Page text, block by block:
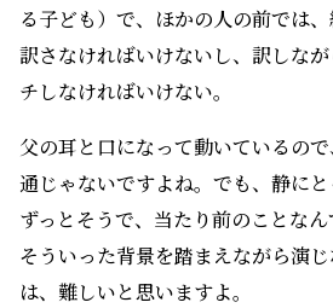
る子ども）で、ほかの人の前では
訳さなければいけないし、訳しな
チしなければいけない。
父の耳と口になって動いているの
通じゃないですよね。でも、静に
ずっとそうで、当たり前のことなん
そういった背景を踏まえながら演
は、難しいと思いますよ。